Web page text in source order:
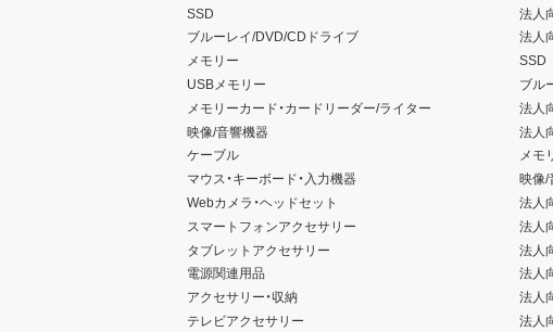
SSD
ブルーレイ/DVD/CDドライブ
メモリー
USBメモリー
メモリーカード・カードリーダー/ライター
映像/音響機器
ケーブル
マウス・キーボード・入力機器
Webカメラ・ヘッドセット
スマートフォンアクセサリー
タブレットアクセサリー
電源関連用品
アクセサリー・収納
テレビアクセサリー
法人
法人
SSD
ブル
法人
法人
メモ
映像/
法人
法人
法人
法人
法人
法人